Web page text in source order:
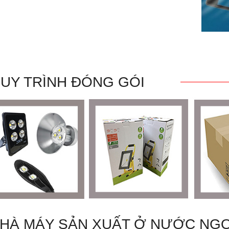
TRÌNH ĐÓNG GÓI
MÁY SẢN XUẤT Ở NƯỚC